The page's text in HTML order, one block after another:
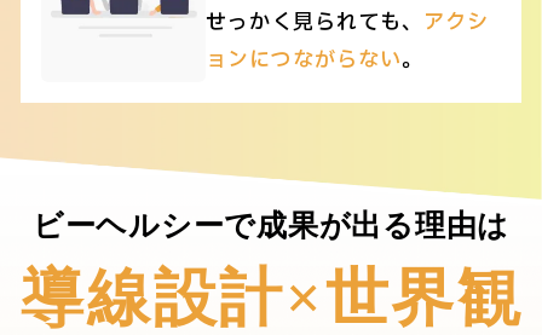
せっかく見られても、 アクシ
ョンにつながらない。
ビーヘルシーで成果が出る理由は
導線設計×世界観